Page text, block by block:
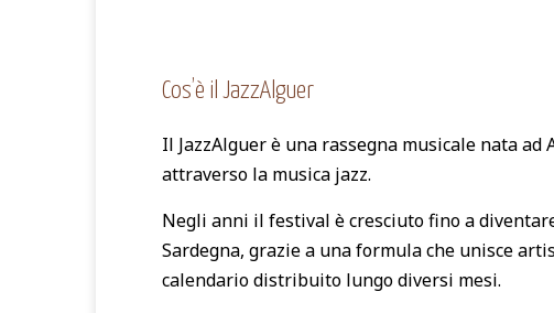
Cos’è il JazzAlguer
Il JazzAlguer è una rassegna musicale nata
attraverso la musica jazz.
Negli anni il festival è cresciuto fino a
Sardegna, grazie a una formula che unisce
calendario distribuito lungo diversi mesi.